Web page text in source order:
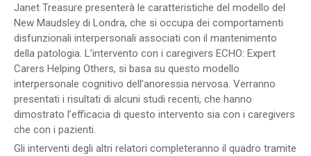
Janet Treasure presenterà le caratteristiche del modello del
New Maudsley di Londra, che si occupa dei comportamenti
disfunzionali interpersonali associati con il mantenimento
della patologia. L’intervento con i caregivers ECHO: Expert
Carers Helping Others, si basa su questo modello
interpersonale cognitivo dell’anoressia nervosa. Verranno
presentati i risultati di alcuni studi recenti, che hanno
dimostrato l’efficacia di questo intervento sia con i caregivers
che con i pazienti.
Gli interventi degli altri relatori completeranno il quadro tramite